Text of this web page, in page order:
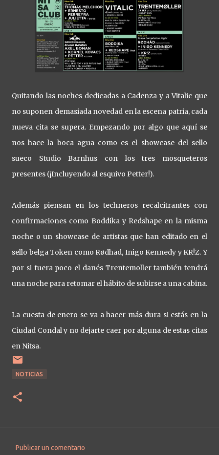
Quitando las noches dedicadas a Cadenza y a Vitalic que
no suponen demasiada novedad en la escena patria, cada
nueva cita se supera. Empezando por algo que aquí se
nos hace la boca agua como es el showcase del sello
sueco Studio Barnhus con los tres mosqueteros
presentes (¡Incluyendo al esquivo Petter!).
Además piensan en los techneros recalcitrantes con
confirmaciones como Boddika y Redshape en la misma
noche o un showcase de artistas que han editado en el
sello belga Token como Rødhad, Inigo Kennedy y KR!Z. Y
por si fuera poco el danés Trentemoller también tendrá
una noche para retomar el hábito de subirse a una cabina.
La cuesta de enero se va a hacer más dura si estás en la
Ciudad Condal y no dejarte caer por alguna de estas citas
en Nitsa.
NOTICIAS
Publicar un comentario